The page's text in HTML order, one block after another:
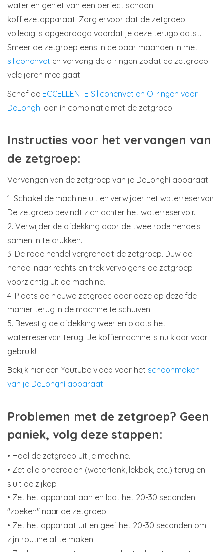
water en geniet van een perfect schoon
koffiezetapparaat! Zorg ervoor dat de zetgroep
volledig is opgedroogd voordat je deze terugplaatst.
Smeer de zetgroep eens in de paar maanden in met
siliconenvet en vervang de o-ringen zodat de zetgroep
vele jaren mee gaat!
Schaf de ECCELLENTE Siliconenvet en O-ringen voor
DeLonghi aan in combinatie met de zetgroep.
Instructies voor het vervangen van
de zetgroep:
Vervangen van de zetgroep van je DeLonghi apparaat:
1. Schakel de machine uit en verwijder het waterreservoir.
De zetgroep bevindt zich achter het waterreservoir.
2. Verwijder de afdekking door de twee rode hendels
samen in te drukken.
3. De rode hendel vergrendelt de zetgroep. Duw de
hendel naar rechts en trek vervolgens de zetgroep
voorzichtig uit de machine.
4. Plaats de nieuwe zetgroep door deze op dezelfde
manier terug in de machine te schuiven.
5. Bevestig de afdekking weer en plaats het
waterreservoir terug. Je koffiemachine is nu klaar voor
gebruik!
Bekijk hier een Youtube video voor het schoonmaken
van je DeLonghi apparaat.
Problemen met de zetgroep? Geen
paniek, volg deze stappen:
• Haal de zetgroep uit je machine.
• Zet alle onderdelen (watertank, lekbak, etc.) terug en
sluit de zijkap.
• Zet het apparaat aan en laat het 20-30 seconden
"zoeken" naar de zetgroep.
• Zet het apparaat uit en geef het 20-30 seconden om
zijn routine af te maken.